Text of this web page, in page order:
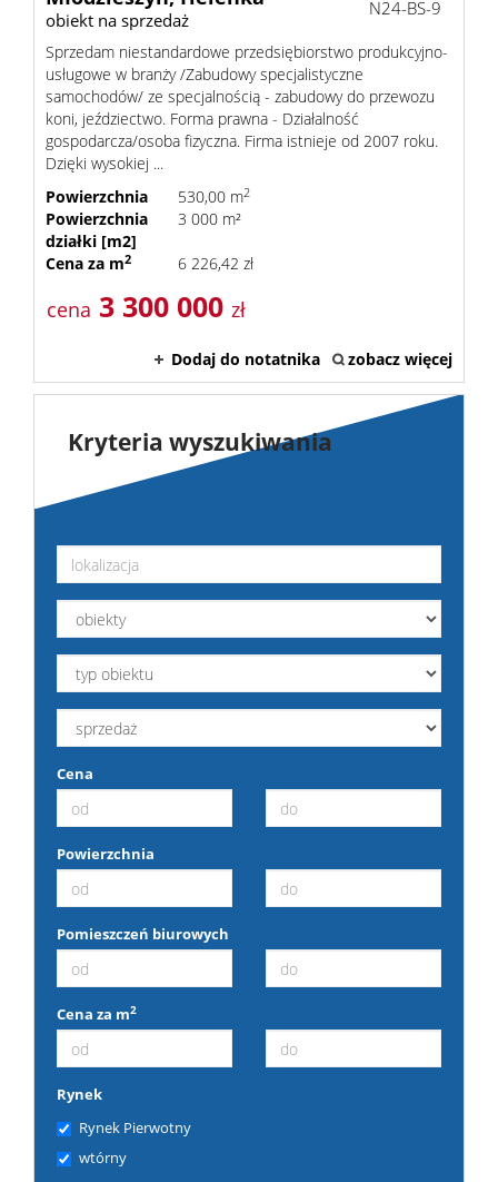
obiekt na sprzedaż
N24-BS-9
Sprzedam niestandardowe przedsiębiorstwo produkcyjno-
usługowe w branży /Zabudowy specjalistyczne
samochodów/ ze specjalnością - zabudowy do przewozu
koni, jeździectwo. Forma prawna - Działalność
gospodarcza/osoba fizyczna. Firma istnieje od 2007 roku.
Dzięki wysokiej ...
Powierzchnia
530,00 m2
Powierzchnia
działki [m2]
3 000 m²
Cena za m2 6 226,42 zł
cena 3 300 000 zł
Dodaj do notatnika zobacz więcej
Kryteria wyszukiwania
Cena
Powierzchnia
Pomieszczeń biurowych
Cena za m2
Rynek
Rynek Pierwotny
wtórny